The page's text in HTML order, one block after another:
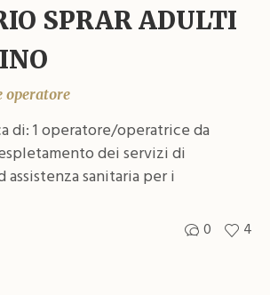
SPRAR ADULTI
operatore
di: 1 operatore/operatrice da
dei servizi di
sanitaria per i
0 4